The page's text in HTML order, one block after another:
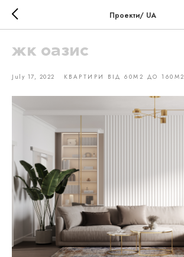
Проекти/ UA
жк оазис
July 17, 2022 КВАРТИРИ ВІД 60М2 ДО 160М2